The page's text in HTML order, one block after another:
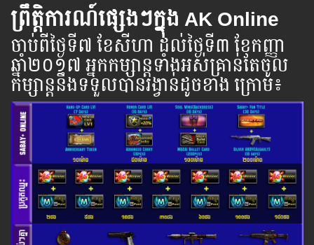
ព្រឹត្តិការណ៍ផ្សេងៗក្នុង AK Online
ចាប់​ពី​ថ្ងៃ​ទី​​៧ ខែសីហា ដល់​ថ្ងៃ​ទី៣ ខែកញ្ញា
ឆ្នាំ​២០១៧ អ្នក​កម្សាន្ដ​ទាំងអស់​គ្រាន់​តែ​ចូល​
កម្សាន្ដ​នឹង​ទទួល​បាន​រង្វាន់​ដូចខាង ​ក្រោម​៖